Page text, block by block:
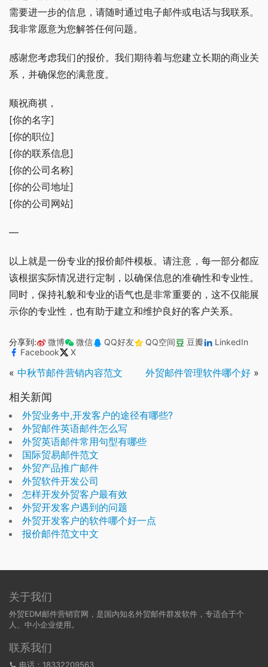
需要进一步的信息，请随时通过电子邮件或电话与我联系。
我非常愿意为您解答任何问题。
感谢您考虑我们的报价。我们期待着与您建立长期的商业关
系，并确保您的满意度。
顺祝商祺，
[你的名字]
[你的职位]
[你的联系信息]
[你的公司名称]
[你的公司地址]
[你的公司网站]
—
以上就是一份专业的报价邮件模板。请注意，每一部分都应
该根据实际情况进行定制，以确保信息的准确性和专业性。
同时，保持礼貌和专业的语气也是非常重要的，这不仅能展
示你的专业性，也有助于建立和维护良好的客户关系。
分享到: 微博 微信 QQ好友 QQ空间 豆瓣
LinkedIn
Facebook
X
« 中秋节邮件营销内容范文 外贸邮件管理软件哪个好 »
相关新闻
外贸业务中,开发客户的途径有哪些?
外贸邮件英语邮件怎么写
外贸英语邮件常用句型有哪些
国际贸易邮件范文
外贸产品推广邮件
外贸软件开发公司
怎样开发外贸客户最有效
外贸开发客户遇到的问题
外贸开发客户的软件哪个好一点
报价邮件范文中文
关于我们
外贸EDM邮件营销官网，是国内知名外贸邮件群发软件，专适合于个
人、中小企业使用。
联系我们
电话：18332209563